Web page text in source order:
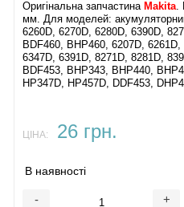
Оригінальна запчастина Makita.
мм. Для моделей:
6260D, 6270D, 6280D, 6390D,
BDF460, BHP460, 6207D,
6347D, 6391D, 8271D, 8281D,
BDF453, BHP343, BHP440,
HP347D, HP457D, DDF453,
ЦІНА: 26 грн.
В наявності
- +